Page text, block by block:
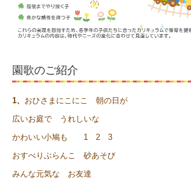
園歌のご紹介
1、 おひさまにこにこ 朝の日が
広いお庭で うれしいな
かわいい小鳩も 1 2 3
おすべりぶらんこ 砂あそび
みんな元気な お友達